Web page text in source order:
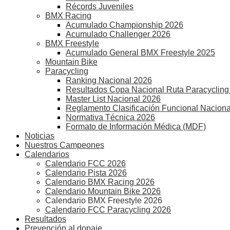
Récords Juveniles
BMX Racing
Acumulado Championship 2026
Acumulado Challenger 2026
BMX Freestyle
Acumulado General BMX Freestyle 2025
Mountain Bike
Paracycling
Ranking Nacional 2026
Resultados Copa Nacional Ruta
Master List Nacional 2026
Reglamento Clasificación Funcional Nacional
Normativa Técnica 2026
Formato de Información Médica (MDF)
Noticias
Nuestros Campeones
Calendarios
Calendario FCC 2026
Calendario Pista 2026
Calendario BMX Racing 2026
Calendario Mountain Bike 2026
Calendario BMX Freestyle 2026
Calendario FCC Paracycling 2026
Resultados
Prevención al dopaje